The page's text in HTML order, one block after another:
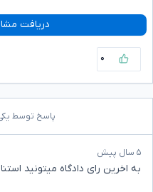
دریافت
۰
پاسخ توسط یکی
۵ سال پیش
به اخرین رای دادگاه میتونید